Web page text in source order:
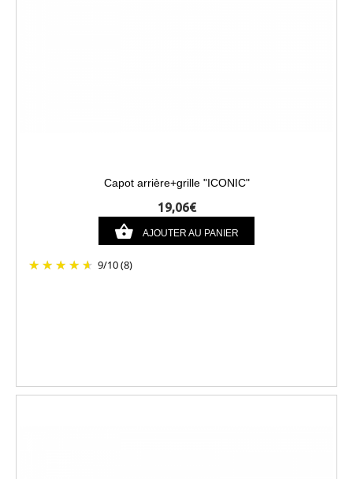
Capot arrière+grille "ICONIC"
19,06€
AJOUTER AU PANIER
9/10(8)